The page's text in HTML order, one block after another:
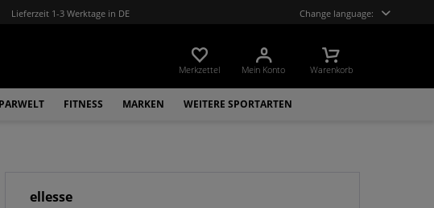
Lieferzeit 1-3 Werktage in DE Change language:
Merkzettel Mein Konto Warenkorb
FITNESS MARKEN WEITERE SPORTARTEN
ellesse